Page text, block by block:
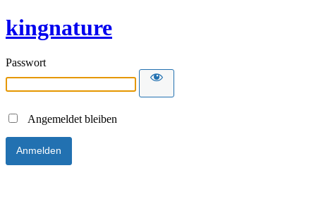
kingnature
Passwort
Angemeldet bleiben